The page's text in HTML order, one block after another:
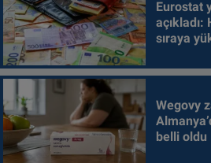
Eurostat
sıraya
Wegovy
belli oldu